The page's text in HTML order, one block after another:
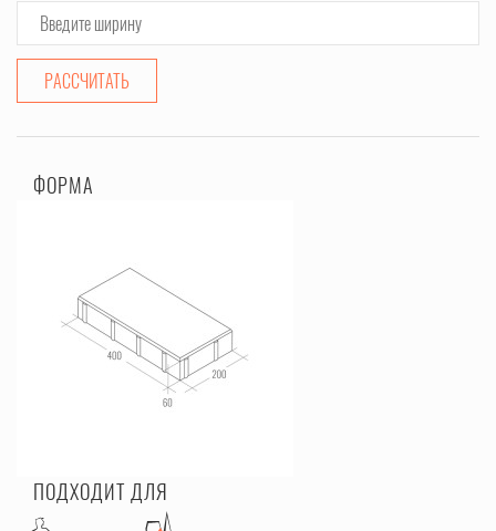
РАССЧИТАТЬ
ФОРМА
ПОДХОДИТ ДЛЯ